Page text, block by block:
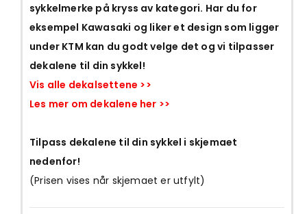
sykkelmerke på kryss av kategori. Har du for
eksempel Kawasaki og liker et design som ligger
under KTM kan du godt velge det og vi tilpasser
dekalene til din sykkel!
Vis alle dekalsettene >>
Les mer om dekalene her >>
Tilpass dekalene til din sykkel i skjemaet
nedenfor!
(Prisen vises når skjemaet er utfylt)